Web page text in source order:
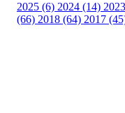
2025 (6) 2024 (14)
(66) 2018 (64) 2017